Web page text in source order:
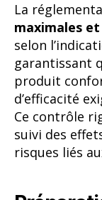
La
maximales
selon
garantissant
produit
d’efficacité
Ce contrôle
suivi des
risques liés